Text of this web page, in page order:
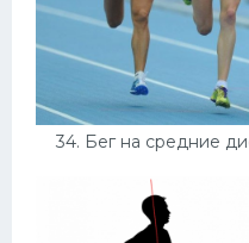
34. Бег на средние